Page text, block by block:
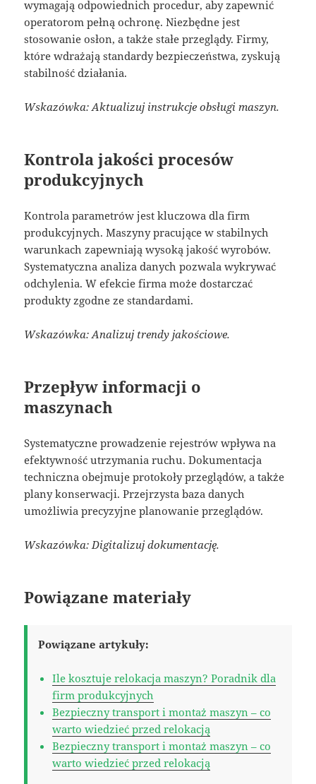
wymagają odpowiednich procedur, aby zapewnić
operatorom pełną ochronę. Niezbędne jest
stosowanie osłon, a także stałe przeglądy. Firmy,
które wdrażają standardy bezpieczeństwa, zyskują
stabilność działania.
Wskazówka: Aktualizuj instrukcje obsługi maszyn.
Kontrola jakości procesów
produkcyjnych
Kontrola parametrów jest kluczowa dla firm
produkcyjnych. Maszyny pracujące w stabilnych
warunkach zapewniają wysoką jakość wyrobów.
Systematyczna analiza danych pozwala wykrywać
odchylenia. W efekcie firma może dostarczać
produkty zgodne ze standardami.
Wskazówka: Analizuj trendy jakościowe.
Przepływ informacji o
maszynach
Systematyczne prowadzenie rejestrów wpływa na
efektywność utrzymania ruchu. Dokumentacja
techniczna obejmuje protokoły przeglądów, a także
plany konserwacji. Przejrzysta baza danych
umożliwia precyzyjne planowanie przeglądów.
Wskazówka: Digitalizuj dokumentację.
Powiązane materiały
Powiązane artykuły:
Ile kosztuje relokacja maszyn? Poradnik dla
firm produkcyjnych
Bezpieczny transport i montaż maszyn – co
warto wiedzieć przed relokacją
Bezpieczny transport i montaż maszyn – co
warto wiedzieć przed relokacją